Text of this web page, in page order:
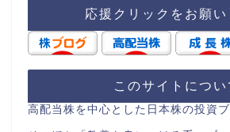
応援クリックをお願い
このサイトについ
高配当株を中心とした日本株の投資